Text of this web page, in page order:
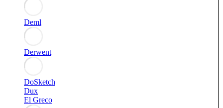
Deml
Derwent
DoSketch
Dux
El Greco